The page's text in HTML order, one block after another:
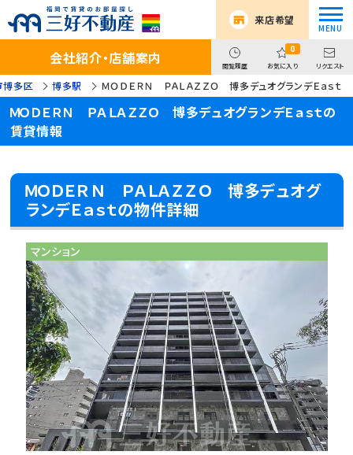
来店希望
会社紹介・店舗案内 閲覧履歴
0
お気に入り リクエスト
博多区 博多駅 ＭＯＤＥＲＮ ＰＡＬＡＺＺＯ 博多デュオグランデＥａｓｔ
ＭＯＤＥＲＮ ＰＡＬＡＺＺＯ 博多デュオグランデＥａｓｔの
賃貸情報
ＭＯＤＥＲＮ ＰＡＬＡＺＺＯ 博多デュオグ
ランデＥａｓｔの物件詳細
マンション